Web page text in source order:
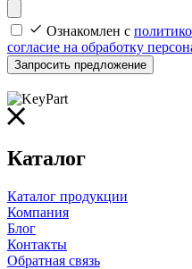
Ознакомлен с
согласие на обработку
Запросить предложение
Каталог
Каталог продукции
Компания
Блог
Контакты
Обратная связь